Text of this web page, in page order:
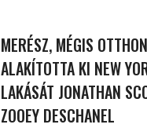
MERÉSZ, MÉGIS
ALAKÍTOTTA KI NEW
LAKÁSÁT JONATHAN
ZOOEY DESCHANEL